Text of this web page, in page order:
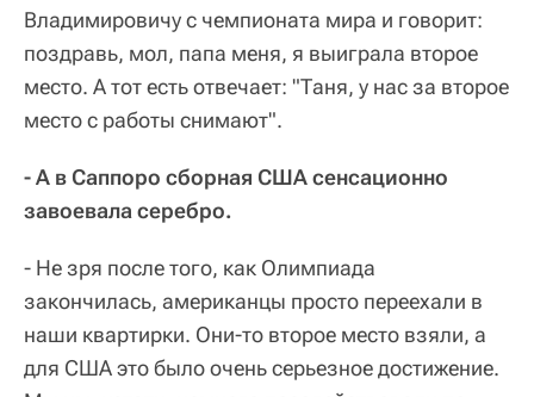
Владимировичу с чемпионата мира и говорит:
поздравь, мол, папа меня, я выиграла второе
место. А тот есть отвечает: "Таня, у нас за второе
место с работы снимают".
- А в Саппоро сборная США сенсационно
завоевала серебро.
- Не зря после того, как Олимпиада
закончилась, американцы просто переехали в
наши квартирки. Они-то второе место взяли, а
для США это было очень серьезное достижение.